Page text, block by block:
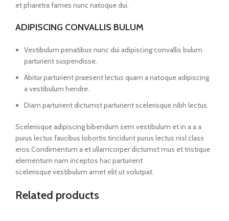
et pharetra fames nunc natoque dui.
ADIPISCING CONVALLIS BULUM
Vestibulum penatibus nunc dui adipiscing convallis bulum
parturient suspendisse.
Abitur parturient praesent lectus quam a natoque adipiscing
a vestibulum hendre.
Diam parturient dictumst parturient scelerisque nibh lectus.
Scelerisque adipiscing bibendum sem vestibulum et in a a a
purus lectus faucibus lobortis tincidunt purus lectus nisl class
eros.Condimentum a et ullamcorper dictumst mus et tristique
elementum nam inceptos hac parturient
scelerisque vestibulum amet elit ut volutpat.
Related products